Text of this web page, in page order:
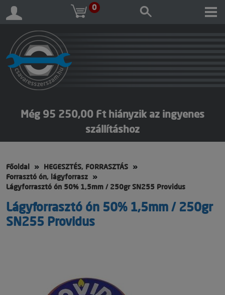
0
Még 95 250,00 Ft hiányzik az ingyenes
szállításhoz
Főoldal
HEGESZTÉS, FORRASZTÁS
Forrasztó ón, lágyforrasz
Lágyforrasztó ón 50% 1,5mm / 250gr SN255 Providus
Lágyforrasztó ón 50% 1,5mm / 250gr
SN255 Providus